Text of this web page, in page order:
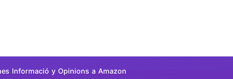
Informació y Opinions a Amazon